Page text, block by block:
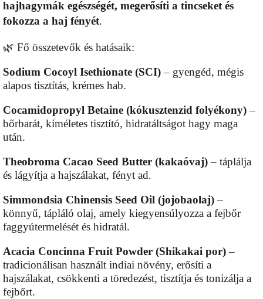
hajhagymák egészségét, megerősíti a tincseket és
fokozza a haj fényét.
🌿 Fő összetevők és hatásaik:
Sodium Cocoyl Isethionate (SCI)– gyengéd, mégis
alapos tisztítás, krémes hab.
Cocamidopropyl Betaine (kókusztenzid folyékony)–
bőrbarát, kíméletes tisztító, hidratáltságot hagy maga
után.
Theobroma Cacao Seed Butter (kakaóvaj)– táplálja
és lágyítja a hajszálakat, fényt ad.
Simmondsia Chinensis Seed Oil (jojobaolaj)–
könnyű, tápláló olaj, amely kiegyensúlyozza a fejbőr
faggyútermelését és hidratál.
Acacia Concinna Fruit Powder (Shikakai por)–
tradicionálisan használt indiai növény, erősíti a
hajszálakat, csökkenti a töredezést, tisztítja és tonizálja a
fejbőrt.